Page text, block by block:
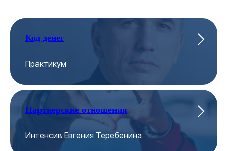
Код денег
Практикум
Партнерские отношения
Интенсив Евгения Теребенина